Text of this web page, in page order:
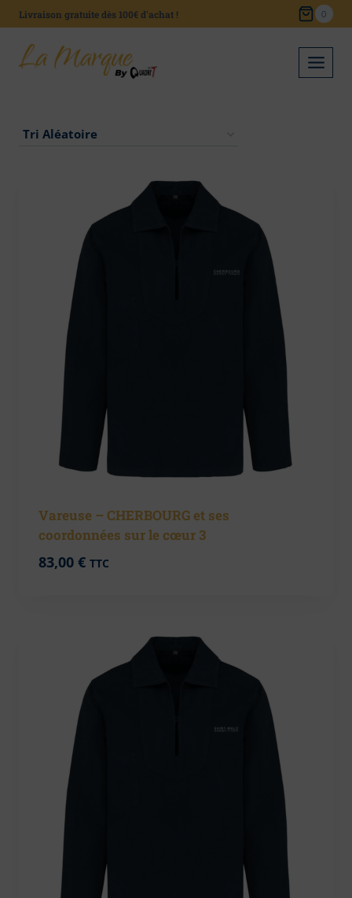
Skip
to
content
Livraison gratuite dès 100€ d'achat ! 0
Vareuse – CHERBOURG et ses
coordonnées sur le cœur 3
83,00 € TTC